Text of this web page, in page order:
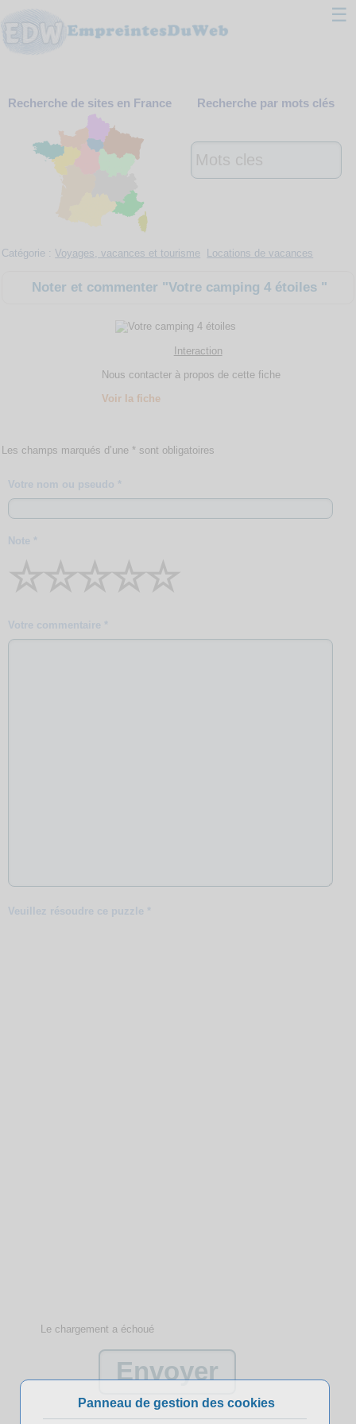
☰
Webmaster
Contact
Support
Recherche de sites en France Recherche par mots clés
Catégorie :Voyages, vacances et tourisme Locations de vacances
Noter et commenter "Votre camping 4 étoiles "
Interaction
Nous contacter à propos de cette fiche
Voir la fiche
Les champs marqués d’une * sont obligatoires
Votre nom ou pseudo *
Note *
☆
☆
☆
☆
☆
Votre commentaire *
Veuillez résoudre ce puzzle *
Le chargement a échoué
Panneau de gestion des cookies